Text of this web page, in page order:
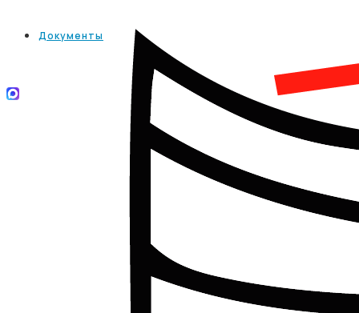
Документы